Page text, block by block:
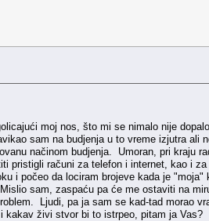
moj nos, što mi se nimalo nije
sam na budjenja u to vreme izjutra
načinom budjenja. Umoran, pri kraju
pristigli računi za telefon i internet, kao i
i počeo da lociram brojeve kada je
sam, zaspaću pa će me ostaviti na
Ljudi, pa ja sam se kad-tad morao
živi stvor bi to istrpeo, pitam ja Vas?